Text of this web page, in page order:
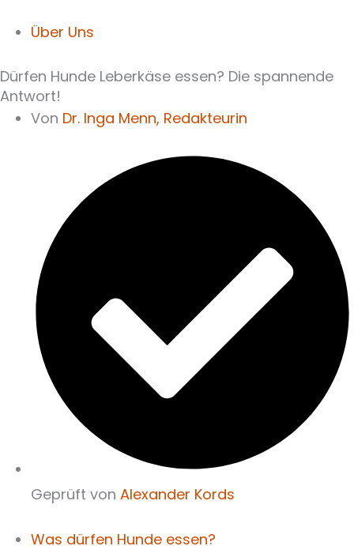
Über Uns
Dürfen Hunde Leberkäse essen? Die spannende
Antwort!
Von Dr. Inga Menn, Redakteurin
Geprüft von Alexander Kords
Was dürfen Hunde essen?